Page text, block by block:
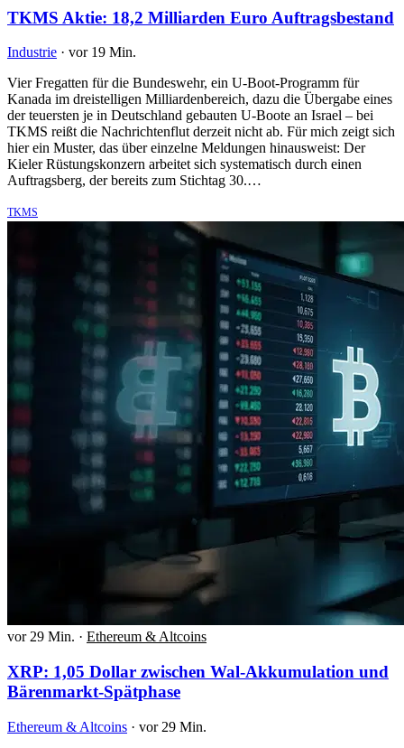
TKMS Aktie: 18,2 Milliarden Euro Auftragsbestand
Industrie · vor 19 Min.
Vier Fregatten für die Bundeswehr, ein U-Boot-Programm für
Kanada im dreistelligen Milliardenbereich, dazu die Übergabe eines
der teuersten je in Deutschland gebauten U-Boote an Israel – bei
TKMS reißt die Nachrichtenflut derzeit nicht ab. Für mich zeigt sich
hier ein Muster, das über einzelne Meldungen hinausweist: Der
Kieler Rüstungskonzern arbeitet sich systematisch durch einen
Auftragsberg, der bereits zum Stichtag 30.…
TKMS
vor 29 Min. · Ethereum & Altcoins
XRP: 1,05 Dollar zwischen Wal-Akkumulation und
Bärenmarkt-Spätphase
Ethereum & Altcoins · vor 29 Min.